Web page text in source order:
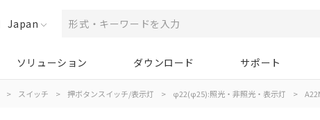
Japan
ソリューション ダウンロード サポート
> スイッチ > 押ボタンスイッチ/表示灯 > φ22(φ25):照光・非照光・表示灯 >